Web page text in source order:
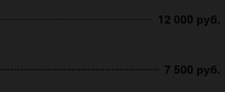
12 000 руб.
7 500 руб.